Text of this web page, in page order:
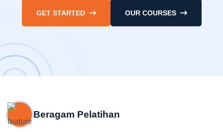
GET STARTED OUR COURSES
Beragam Pelatihan